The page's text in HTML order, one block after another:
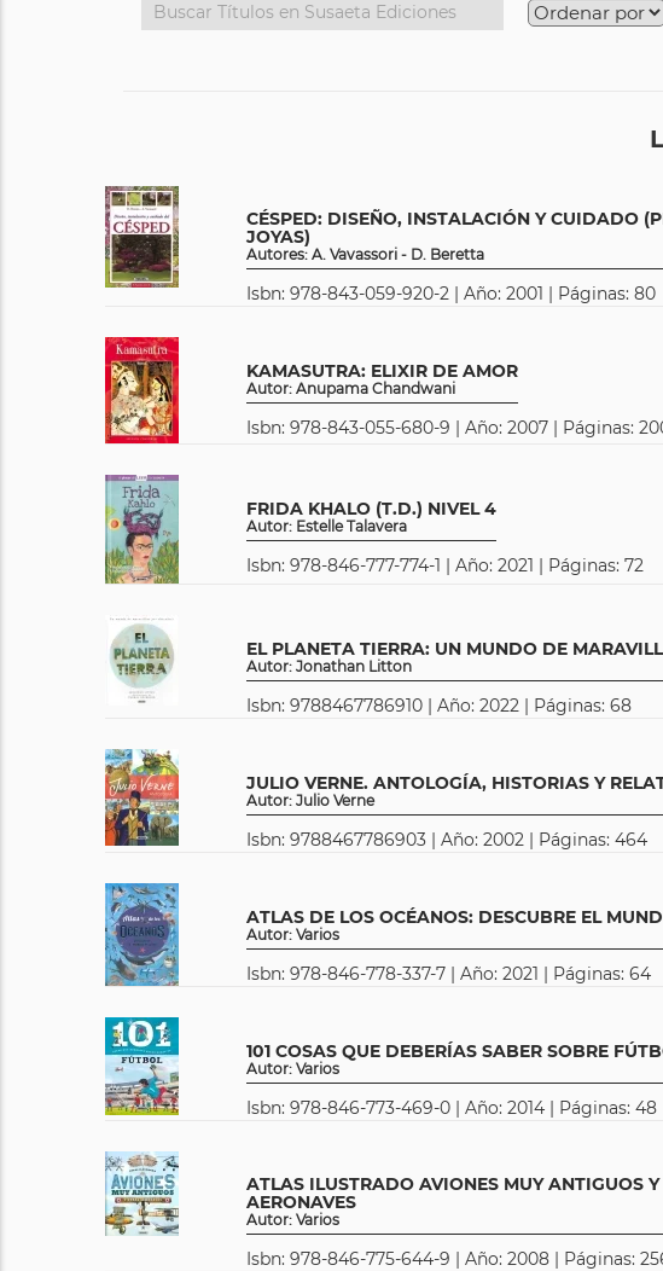
CÉSPED: DISEÑO, INSTALACIÓN Y CUIDADO
JOYAS)
Autores: A. Vavassori - D. Beretta
Isbn: 978-843-059-920-2 | Año: 2001 | Páginas: 80
KAMASUTRA: ELIXIR DE AMOR
Autor: Anupama Chandwani
Isbn: 978-843-055-680-9 | Año: 2007 | Páginas:
FRIDA KHALO (T.D.) NIVEL 4
Autor: Estelle Talavera
Isbn: 978-846-777-774-1 | Año: 2021 | Páginas: 72
EL PLANETA TIERRA: UN MUNDO DE
Autor: Jonathan Litton
Isbn: 9788467786910 | Año: 2022 | Páginas: 68
JULIO VERNE. ANTOLOGÍA, HISTORIAS Y
Autor: Julio Verne
Isbn: 9788467786903 | Año: 2002 | Páginas: 464
ATLAS DE LOS OCÉANOS: DESCUBRE EL
Autor: Varios
Isbn: 978-846-778-337-7 | Año: 2021 | Páginas: 64
101 COSAS QUE DEBERÍAS SABER SOBRE
Autor: Varios
Isbn: 978-846-773-469-0 | Año: 2014 | Páginas: 48
ATLAS ILUSTRADO AVIONES MUY ANTIGUOS
AERONAVES
Autor: Varios
Isbn: 978-846-775-644-9 | Año: 2008 | Páginas: